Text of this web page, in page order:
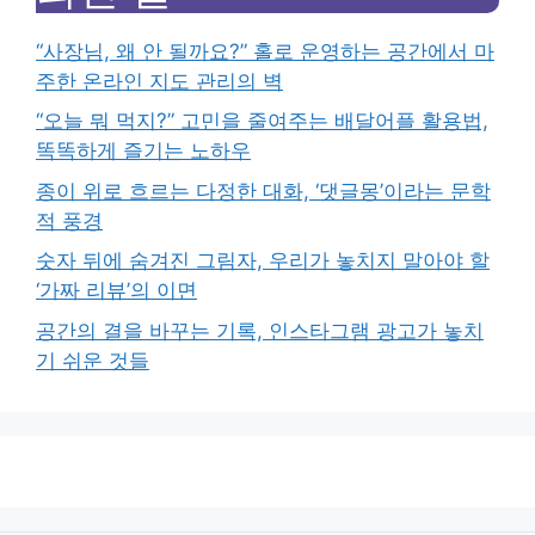
“사장님, 왜 안 될까요?” 홀로 운영하는 공간에서 마
주한 온라인 지도 관리의 벽
“오늘 뭐 먹지?” 고민을 줄여주는 배달어플 활용법,
똑똑하게 즐기는 노하우
종이 위로 흐르는 다정한 대화, ‘댓글몽’이라는 문학
적 풍경
숫자 뒤에 숨겨진 그림자, 우리가 놓치지 말아야 할
‘가짜 리뷰’의 이면
공간의 결을 바꾸는 기록, 인스타그램 광고가 놓치
기 쉬운 것들